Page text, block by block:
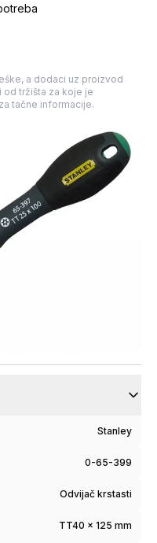
a dodaci uz proizvod
od tržišta za koje je
tačne informacije.
Stanley
0-65-399
Odvijač krstasti
TT40 x 125 mm